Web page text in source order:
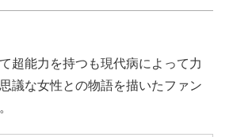
超能力を持つも現代病によって力
議な女性との物語を描いたファン